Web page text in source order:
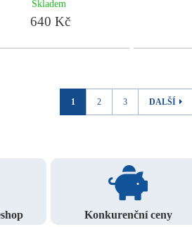
Skladem
640 Kč
1 2 3 DALŠÍ
Konkurenční ceny